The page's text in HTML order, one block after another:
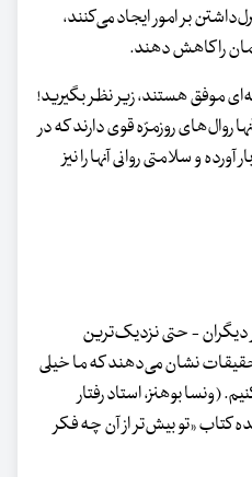
بر امور ایجاد می‌کنند،
را کاهش دهند.
موفق هستند، زیر نظر بگیرید!
روال‌های روزمرّه قوی دارند که در
آورده و سلامتی روانی آنها را نیز
دیگران - حتی نزدیک‌ترین
نشان می‌دهند که ما خیلی
(ونسا بوهنز، استاد رفتار
کتاب «تو بیش‌تر از آن چه فکر